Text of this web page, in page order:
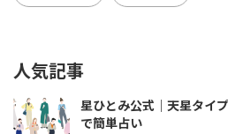
人気記事
星ひとみ公式｜天星タイ
で簡単占い